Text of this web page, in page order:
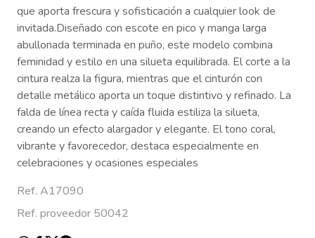
que aporta frescura y sofisticación a cualquier look de
invitada.Diseñado con escote en pico y manga larga
abullonada terminada en puño, este modelo combina
feminidad y estilo en una silueta equilibrada. El corte a la
cintura realza la figura, mientras que el cinturón con
detalle metálico aporta un toque distintivo y refinado. La
falda de línea recta y caída fluida estiliza la silueta,
creando un efecto alargador y elegante. El tono coral,
vibrante y favorecedor, destaca especialmente en
celebraciones y ocasiones especiales
Ref. A17090
Ref. proveedor 50042